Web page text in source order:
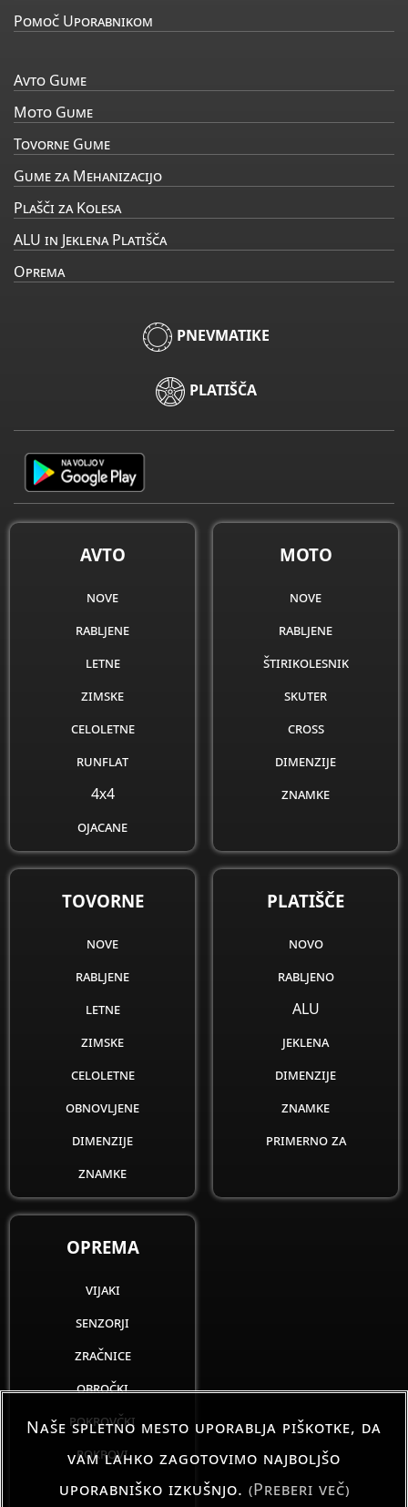
Pomoč Uporabnikom
Avto Gume
Moto Gume
Tovorne Gume
Gume za Mehanizacijo
Plašči za Kolesa
ALU in Jeklena Platišča
Oprema
PNEVMATIKE
PLATIŠČA
AVTO
nove
rabljene
letne
zimske
celoletne
runflat
4x4
ojacane
obnovljene
dimenzije
MOTO
nove
rabljene
štirikolesnik
skuter
cross
dimenzije
znamke
TOVORNE
nove
rabljene
letne
zimske
celoletne
obnovljene
dimenzije
znamke
PLATIŠČE
novo
rabljeno
ALU
jeklena
dimenzije
znamke
primerno za
OPREMA
vijaki
senzorji
zračnice
obročki
pokrovčki
pokrovi
Naše spletno mesto uporablja piškotke, da
vam lahko zagotovimo najboljšo
uporabniško izkušnjo. (Preberi več)